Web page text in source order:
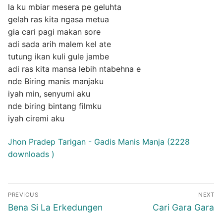
la ku mbiar mesera pe geluhta
gelah ras kita ngasa metua
gia cari pagi makan sore
adi sada arih malem kel ate
tutung ikan kuli gule jambe
adi ras kita mansa lebih ntabehna e
nde Biring manis manjaku
iyah min, senyumi aku
nde biring bintang filmku
iyah ciremi aku
Jhon Pradep Tarigan - Gadis Manis Manja (2228
downloads )
Post
navigation
PREVIOUS
Previous
Bena Si La Erkedungen
NEXT
Next
Cari Gara Gara